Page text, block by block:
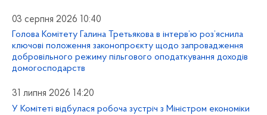
03 серпня 2026 10:40
Голова Комітету Галина Третьякова в інтерв’ю роз’яснила
ключові положення законопроєкту щодо запровадження
добровільного режиму пільгового оподаткування доходів
домогосподарств
31 липня 2026 14:20
У Комітеті відбулася робоча зустріч з Міністром економіки